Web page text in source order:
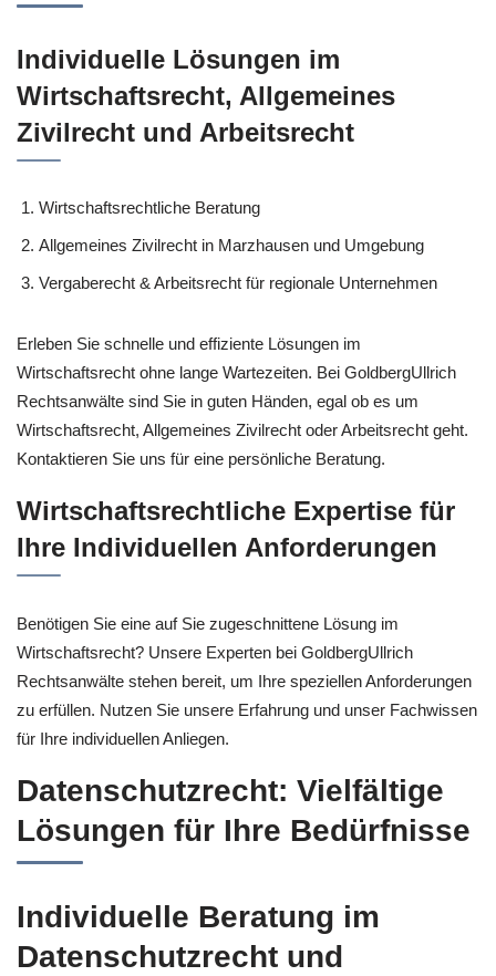
Individuelle Lösungen im
Wirtschaftsrecht, Allgemeines
Zivilrecht und Arbeitsrecht
Wirtschaftsrechtliche Beratung
Allgemeines Zivilrecht in Marzhausen und Umgebung
Vergaberecht & Arbeitsrecht für regionale Unternehmen
Erleben Sie schnelle und effiziente Lösungen im
Wirtschaftsrecht ohne lange Wartezeiten. Bei GoldbergUllrich
Rechtsanwälte sind Sie in guten Händen, egal ob es um
Wirtschaftsrecht, Allgemeines Zivilrecht oder Arbeitsrecht geht.
Kontaktieren Sie uns für eine persönliche Beratung.
Wirtschaftsrechtliche Expertise für
Ihre Individuellen Anforderungen
Benötigen Sie eine auf Sie zugeschnittene Lösung im
Wirtschaftsrecht? Unsere Experten bei GoldbergUllrich
Rechtsanwälte stehen bereit, um Ihre speziellen Anforderungen
zu erfüllen. Nutzen Sie unsere Erfahrung und unser Fachwissen
für Ihre individuellen Anliegen.
Datenschutzrecht: Vielfältige
Lösungen für Ihre Bedürfnisse
Individuelle Beratung im
Datenschutzrecht und